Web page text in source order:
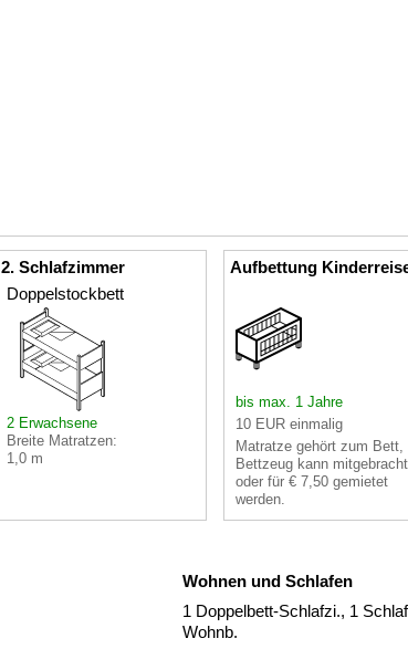
2. Schlafzimmer
Doppelstockbett
2 Erwachsene
Breite Matratzen:
1,0 m
Aufbettung
bis max. 1 Jahre
10 EUR einmalig
Matratze gehört zum Bett,
Bettzeug kann mitgebracht
oder für € 7,50 gemietet
werden.
Wohnen und Schlafen
1 Doppelbett-Schlafzi., 1
Wohnb.